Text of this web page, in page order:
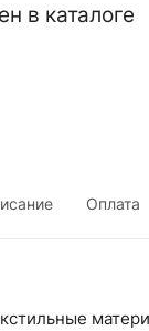
в каталоге
Оплата